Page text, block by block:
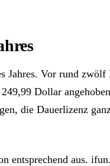
Jahres. Vor rund zwölf
Dollar
die Dauerlizenz
entsprechend aus.